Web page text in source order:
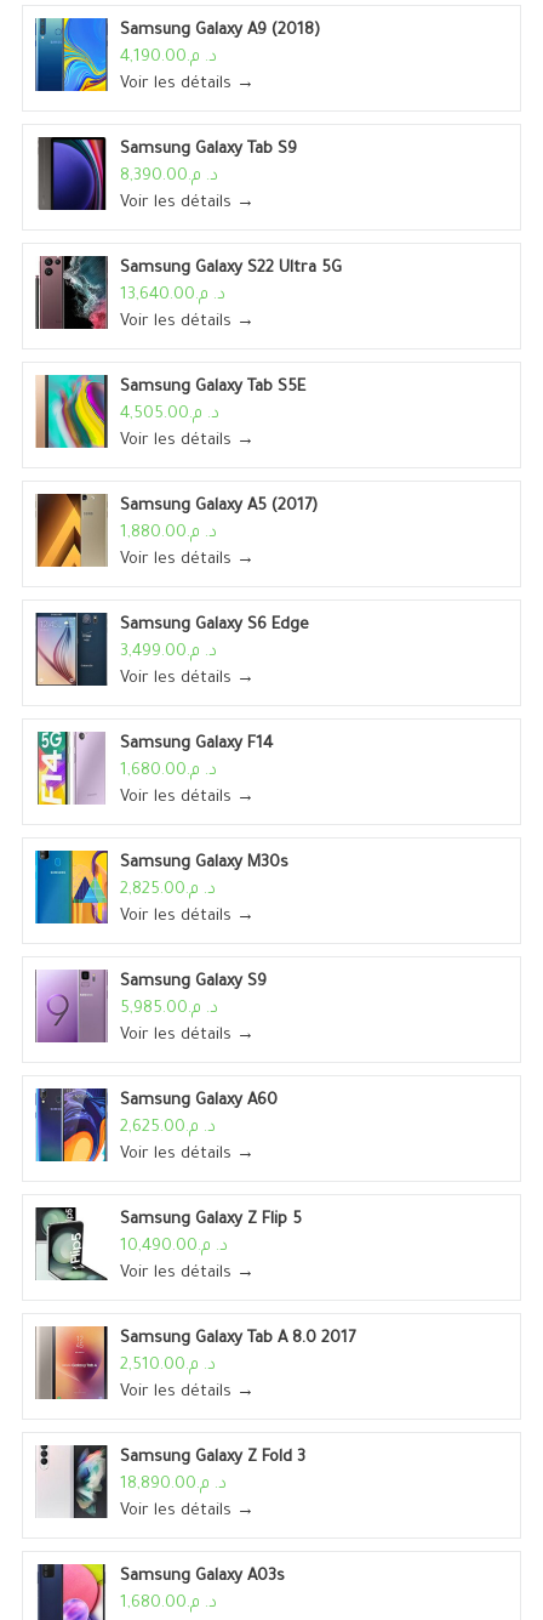
Samsung Galaxy A9 (2018)
د. م.4,190.00
Voir les détails →
Samsung Galaxy Tab S9
د. م.8,390.00
Voir les détails →
Samsung Galaxy S22 Ultra 5G
د. م.13,640.00
Voir les détails →
Samsung Galaxy Tab S5E
د. م.4,505.00
Voir les détails →
Samsung Galaxy A5 (2017)
د. م.1,880.00
Voir les détails →
Samsung Galaxy S6 Edge
د. م.3,499.00
Voir les détails →
Samsung Galaxy F14
د. م.1,680.00
Voir les détails →
Samsung Galaxy M30s
د. م.2,825.00
Voir les détails →
Samsung Galaxy S9
د. م.5,985.00
Voir les détails →
Samsung Galaxy A60
د. م.2,625.00
Voir les détails →
Samsung Galaxy Z Flip 5
د. م.10,490.00
Voir les détails →
Samsung Galaxy Tab A 8.0 2017
د. م.2,510.00
Voir les détails →
Samsung Galaxy Z Fold 3
د. م.18,890.00
Voir les détails →
Samsung Galaxy A03s
د. م.1,680.00